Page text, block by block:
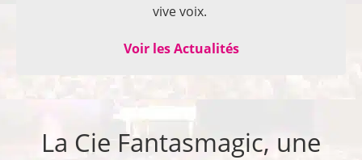
vive voix.
Voir les Actualités
La Cie Fantasmagic, une